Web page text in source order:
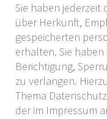
Sie haben
über Herkunft,
gespeicherten
erhalten. Sie
Berichtigung,
zu verlangen.
Thema
der im Impressum